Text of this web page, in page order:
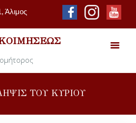
Άλιμος
ΤΟΥ ΚΥΡΙΟΥ